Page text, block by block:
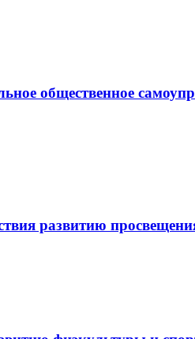
общественное
развитию